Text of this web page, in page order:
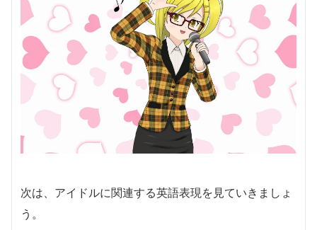
次は、アイドルに関連する英語表現を見ていきましょ
う。